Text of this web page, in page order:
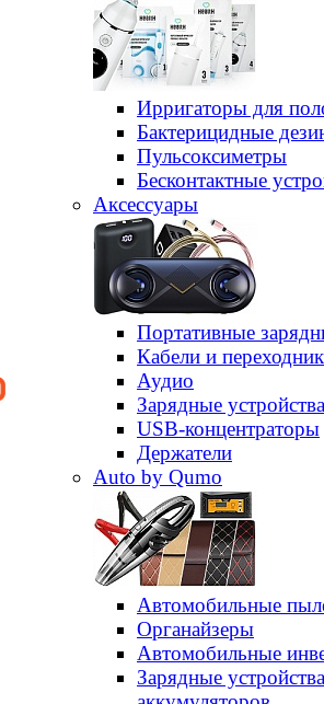
Ирригаторы для
Бактерицидные
Пульсоксиметры
Бесконтактные
Аксессуары
Портативные
Кабели и
Аудио
Зарядные устройства
USB-концентраторы
Держатели
Auto by Qumo
Автомобильные
Органайзеры
Автомобильные
Зарядные